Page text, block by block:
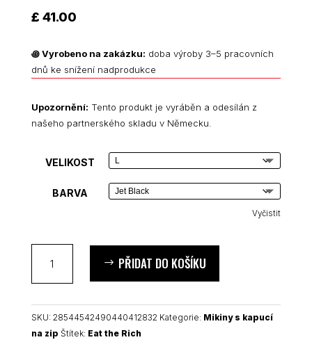
základě
hodnocení
£ 41.00
꩜Vyrobeno na zakázku: doba výroby 3–5 pracovních
dnů ke snížení nadprodukce
Upozornění: Tento produkt je vyráběn a odesílán z
našeho partnerského skladu v Německu.
VELIKOST
BARVA
Vyčistit
Rich
mikina
s
PŘIDAT DO KOŠÍKU
SKU: 28544542490440412832 Kategorie: Mikiny s kapucí
na zip Štítek: Eat the Rich